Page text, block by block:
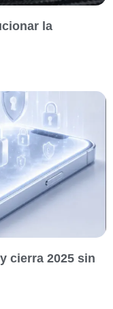
la
cierra 2025 sin